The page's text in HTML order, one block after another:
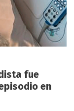
fue
en